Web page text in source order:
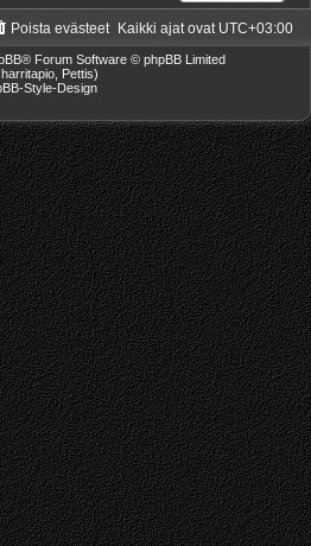
Kaikki ajat ovat UTC+03:00
Poista evästeet
® Forum Software © phpBB Limited
Pettis)
Style-Design